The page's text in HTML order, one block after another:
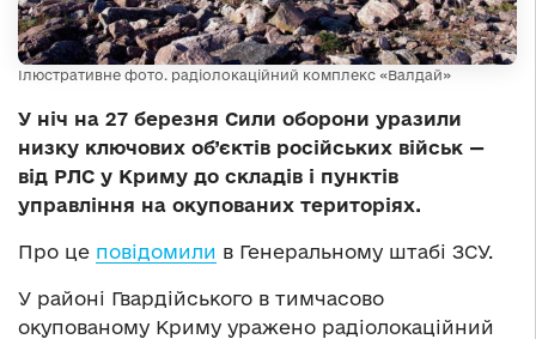
Ілюстративне фото. радіолокаційний комплекс «Валдай»
У ніч на 27 березня Сили оборони уразили
низку ключових об’єктів російських військ —
від РЛС у Криму до складів і пунктів
управління на окупованих територіях.
Про це повідомили в Генеральному штабі ЗСУ.
У районі Гвардійського в тимчасово
окупованому Криму уражено радіолокаційний